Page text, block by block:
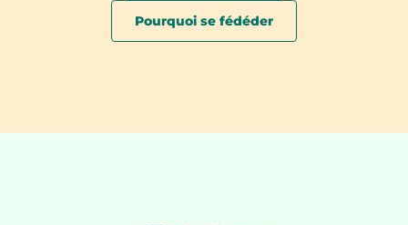
Pourquoi se fédéder